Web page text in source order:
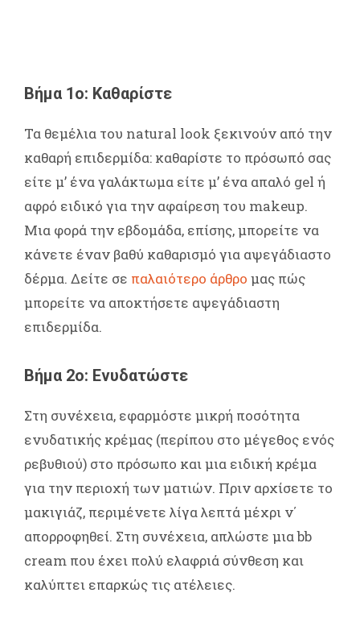
Βήμα 1ο: Καθαρίστε
Τα θεμέλια του natural look ξεκινούν από την
καθαρή επιδερμίδα: καθαρίστε το πρόσωπό σας
είτε μ’ ένα γαλάκτωμα είτε μ’ ένα απαλό gel ή
αφρό ειδικό για την αφαίρεση του makeup.
Μια φορά την εβδομάδα, επίσης, μπορείτε να
κάνετε έναν βαθύ καθαρισμό για αψεγάδιαστο
δέρμα. Δείτε σε παλαιότερο άρθρο μας πώς
μπορείτε να αποκτήσετε αψεγάδιαστη
επιδερμίδα.
Βήμα 2ο: Ενυδατώστε
Στη συνέχεια, εφαρμόστε μικρή ποσότητα
ενυδατικής κρέμας (περίπου στο μέγεθος ενός
ρεβυθιού) στο πρόσωπο και μια ειδική κρέμα
για την περιοχή των ματιών. Πριν αρχίσετε το
μακιγιάζ, περιμένετε λίγα λεπτά μέχρι ν΄
απορροφηθεί. Στη συνέχεια, απλώστε μια bb
cream που έχει πολύ ελαφριά σύνθεση και
καλύπτει επαρκώς τις ατέλειες.